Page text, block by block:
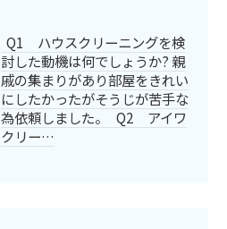
Q1 ハウスクリーニングを検
討した動機は何でしょうか? 親
戚の集まりがあり部屋をきれい
にしたかったがそうじが苦手な
為依頼しました。 Q2 アイワ
クリー…